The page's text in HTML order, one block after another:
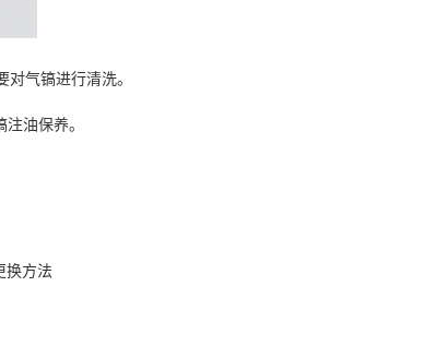
气镐进行清洗。
油保养。
换方法